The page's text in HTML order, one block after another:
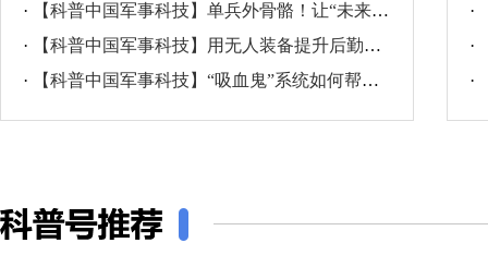
·
【科普中国军事科技】单兵外骨骼！让“未来战士”拥有钢筋铁骨？
·
【科普中国军事科技】用无人装备提升后勤物资保障，离实战还有多远？
·
【科普中国军事科技】“吸血鬼”系统如何帮助乌克兰对抗俄军无人机？
·
·
·